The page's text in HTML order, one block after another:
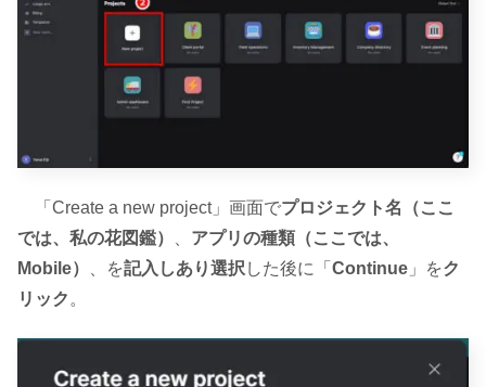
「Create a new project」画面でプロジェクト名（ここ
では、私の花図鑑）
アプリの種類（ここでは、
Mobile）
、を記入しあり選択 した後に「 Continue 」をク
リック 。